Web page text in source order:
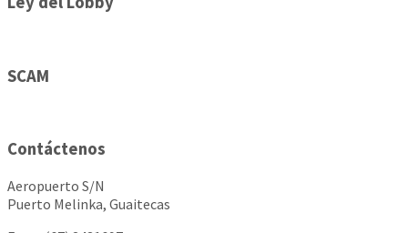
SCAM
Contáctenos
Aeropuerto S/N
Puerto Melinka, Guaitecas